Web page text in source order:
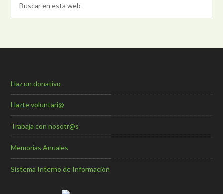
Haz un donativo
Hazte voluntari@
Trabaja con nosotr@s
Memorias Anuales
Sistema Interno de Información